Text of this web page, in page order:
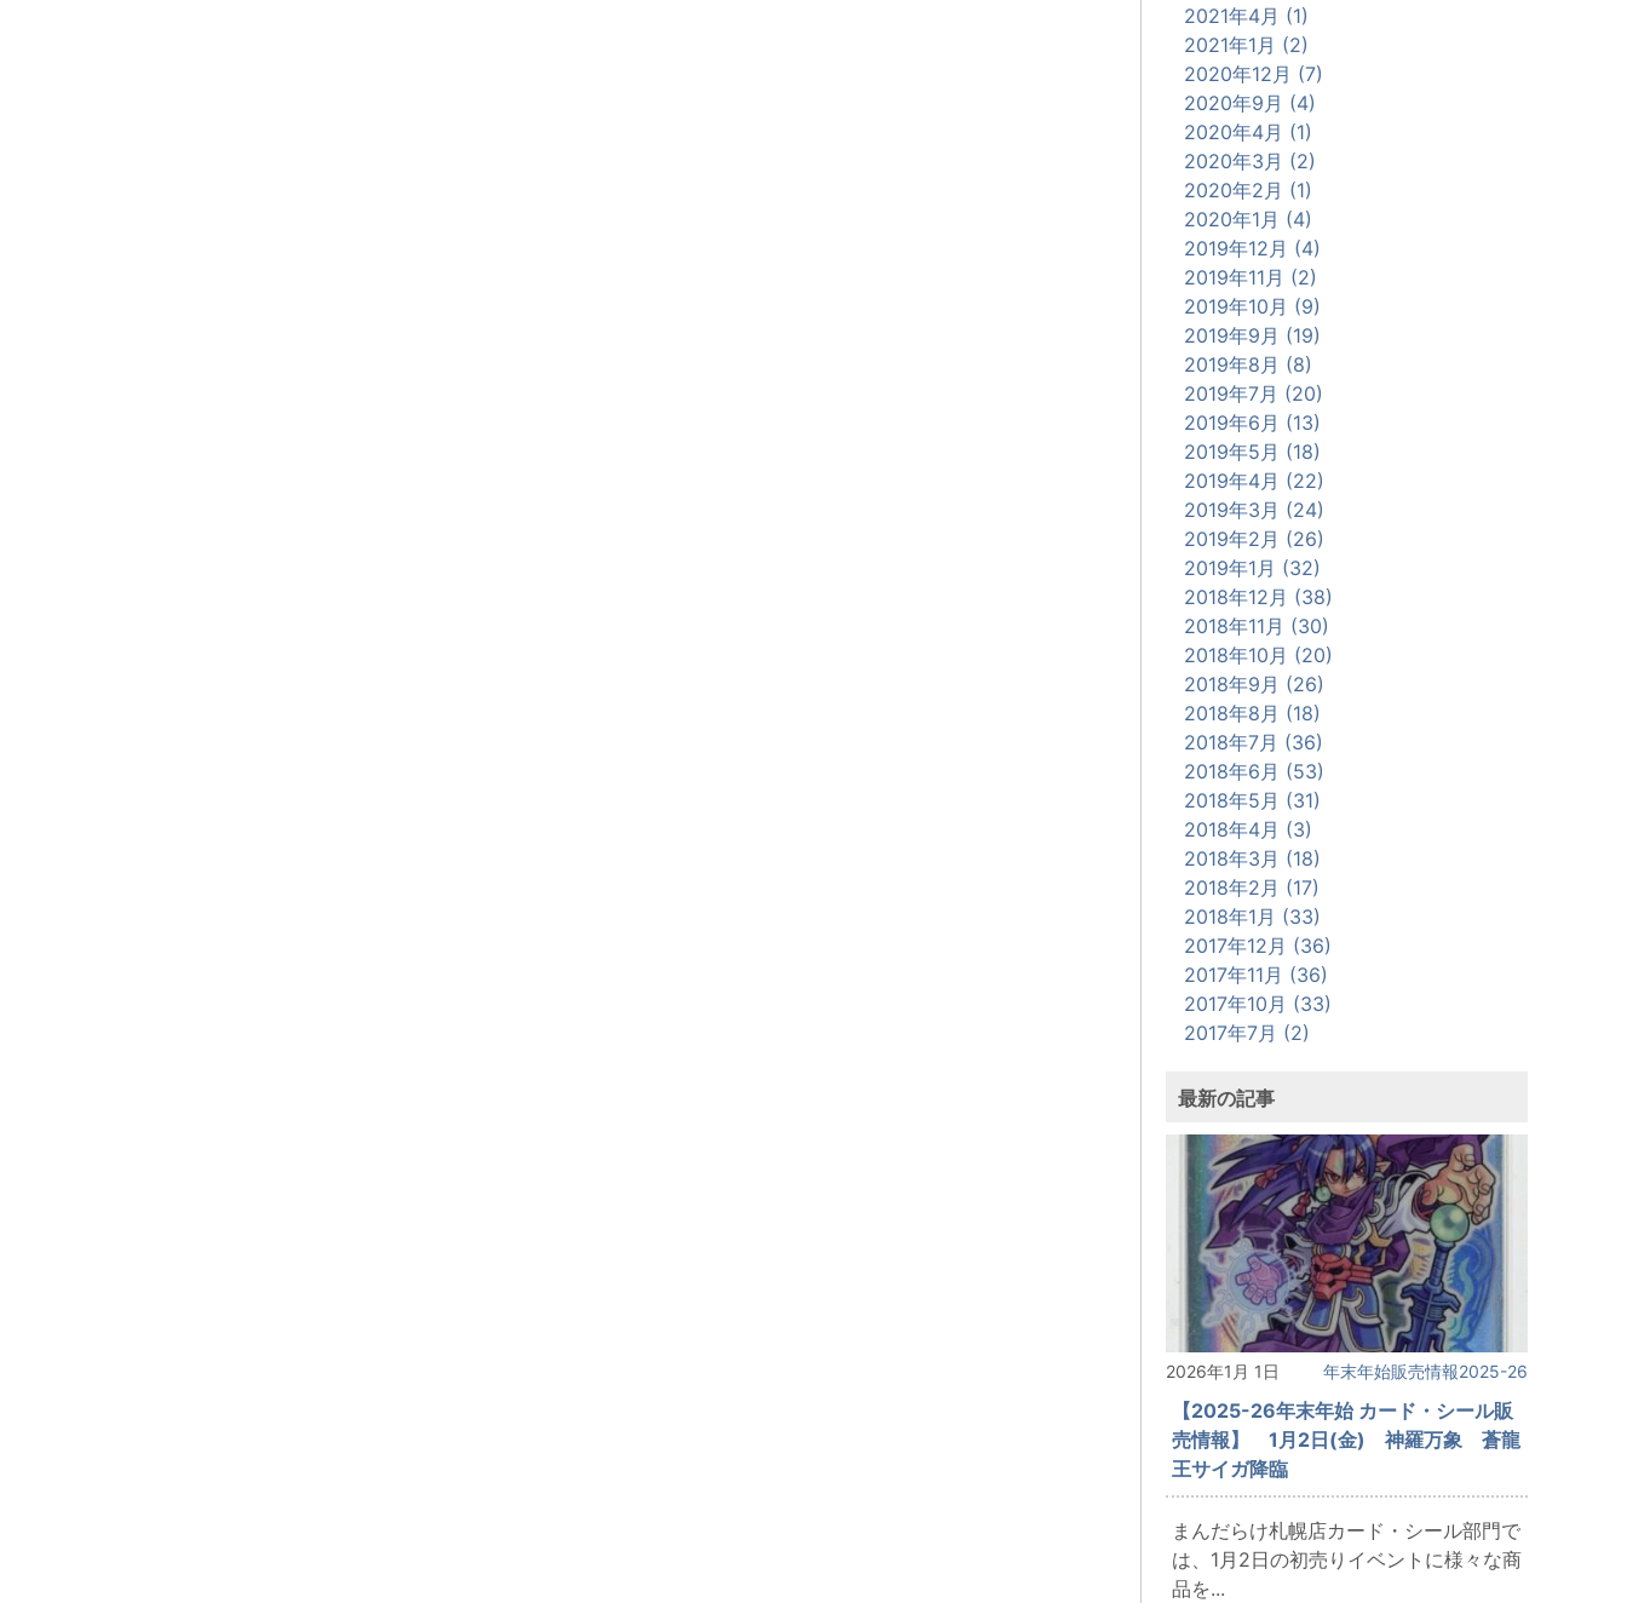
2021年4月 (1)
2021年1月 (2)
2020年12月 (7)
2020年9月 (4)
2020年4月 (1)
2020年3月 (2)
2020年2月 (1)
2020年1月 (4)
2019年12月 (4)
2019年11月 (2)
2019年10月 (9)
2019年9月 (19)
2019年8月 (8)
2019年7月 (20)
2019年6月 (13)
2019年5月 (18)
2019年4月 (22)
2019年3月 (24)
2019年2月 (26)
2019年1月 (32)
2018年12月 (38)
2018年11月 (30)
2018年10月 (20)
2018年9月 (26)
2018年8月 (18)
2018年7月 (36)
2018年6月 (53)
2018年5月 (31)
2018年4月 (3)
2018年3月 (18)
2018年2月 (17)
2018年1月 (33)
2017年12月 (36)
2017年11月 (36)
2017年10月 (33)
2017年7月 (2)
最新の記事
2026年1月 1日 年末年始販売情報2025-26
【2025-26年末年始 カード・シール販
売情報】 1月2日(金) 神羅万象 蒼龍
王サイガ降臨
まんだらけ札幌店カード・シール部門で
は、1月2日の初売りイベントに様々な商
品を...